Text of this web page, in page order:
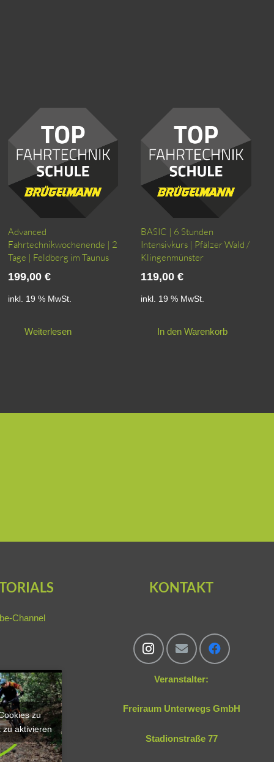
Advanced
Fahrtechnikwochenende | 2
Tage | Feldberg im Taunus
199,00 €
inkl. 19 % MwSt.
Weiterlesen
BASIC | 6 Stunden
Intensivkurs | Pfälzer Wald /
Klingenmünster
119,00€
inkl. 19 % MwSt.
In den Warenkorb
Channel
zu
zu aktivieren
KONTAKT
Veranstalter:
Freiraum Unterwegs GmbH
Stadionstraße 77